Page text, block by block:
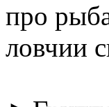
про
ловчии